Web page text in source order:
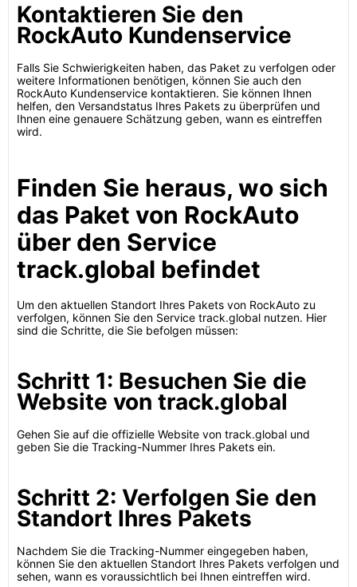
Kontaktieren Sie den
RockAuto Kundenservice
Falls Sie Schwierigkeiten haben, das Paket zu verfolgen oder
weitere Informationen benötigen, können Sie auch den
RockAuto Kundenservice kontaktieren. Sie können Ihnen
helfen, den Versandstatus Ihres Pakets zu überprüfen und
Ihnen eine genauere Schätzung geben, wann es eintreffen
wird.
Finden Sie heraus, wo sich
das Paket von RockAuto
über den Service
track.global befindet
Um den aktuellen Standort Ihres Pakets von RockAuto zu
verfolgen, können Sie den Service track.global nutzen. Hier
sind die Schritte, die Sie befolgen müssen:
Schritt 1: Besuchen Sie die
Website von track.global
Gehen Sie auf die offizielle Website von track.global und
geben Sie die Tracking-Nummer Ihres Pakets ein.
Schritt 2: Verfolgen Sie den
Standort Ihres Pakets
Nachdem Sie die Tracking-Nummer eingegeben haben,
können Sie den aktuellen Standort Ihres Pakets verfolgen und
sehen, wann es voraussichtlich bei Ihnen eintreffen wird.